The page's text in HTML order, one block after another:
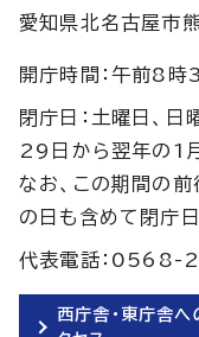
愛知県北名古屋市
開庁時間：午前8
閉庁日：土曜日、日
29日から翌年の1
なお、この期間の
の日も含めて閉庁
代表電話：0568-
西庁舎・東庁舎へ